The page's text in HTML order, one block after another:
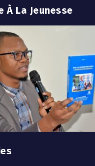
À La Jeunesse